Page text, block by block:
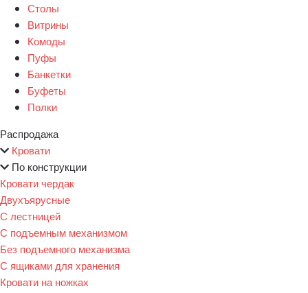
Столы
Витрины
Комоды
Пуфы
Банкетки
Буфеты
Полки
Распродажа
Кровати
По конструкции
Кровати чердак
Двухъярусные
С лестницей
С подъемным механизмом
Без подъемного механизма
С ящиками для хранения
Кровати на ножках